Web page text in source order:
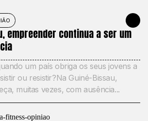
JUNE 1,
empreender continua a ser um
um país obriga os seus jovens a
ou resistir?Na Guiné-Bissau,
muitas vezes, com ausência...